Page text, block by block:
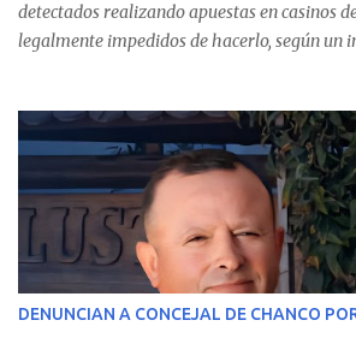
detectados realizando apuestas en casinos
legalmente impedidos de hacerlo, según un
estableció que estos funcionarios —quienes
custodian fondos públicos— efectuaron
monto total de $116.075.918 entre enero de
En el detalle regional, se indica que en la
identificó a cuatro funcionarios
operaciones. Asimismo, se precisa que uno de
corresponde a un funcionario de la
DENUNCIAN A CONCEJAL DE CHANCO